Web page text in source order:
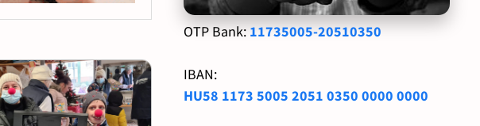
OTP Bank: 11735005-20510350
IBAN:
HU58 1173 5005 2051 0350 0000 0000